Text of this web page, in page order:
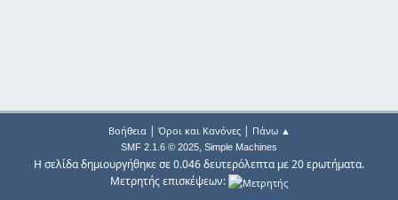
Βοήθεια| Όροι και Κανόνες| Πάνω ▲
SMF 2.1.6 © 2025, Simple Machines
Η σελίδα δημιουργήθηκε σε 0.046 δευτερόλεπτα με 20 ερωτήματα.
Μετρητής επισκέψεων: